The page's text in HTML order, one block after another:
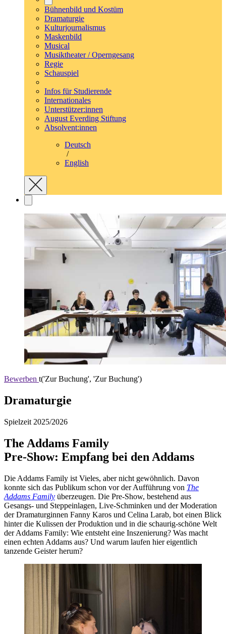
Bühnenbild und Kostüm
Dramaturgie
Kulturjournalismus
Maskenbild
Musical
Musiktheater / Operngesang
Regie
Schauspiel
Infos für Studierende
Internationales
Unterstützer:innen
August Everding Stiftung
Absolvent:innen
Deutsch
/
English
Bewerben t('Zur Buchung', 'Zur Buchung')
Dramaturgie
Spielzeit 2025/2026
The Addams Family
Pre-Show: Empfang bei den Addams
Die Addams Family ist Vieles, aber nicht gewöhnlich. Davon
konnte sich das Publikum schon vor der Aufführung von The
Addams Family überzeugen. Die Pre-Show, bestehend aus
Gesangs- und Steppeinlagen, Live-Schminken und der Moderation
der Dramaturginnen Fanny Karos und Celina Larab, bot einen Blick
hinter die Kulissen der Produktion und in die schaurig-schöne Welt
der Addams Family: Wie entsteht eine Inszenierung? Was macht
einen echten Addams aus? Und warum laufen hier eigentlich
tanzende Geister herum?